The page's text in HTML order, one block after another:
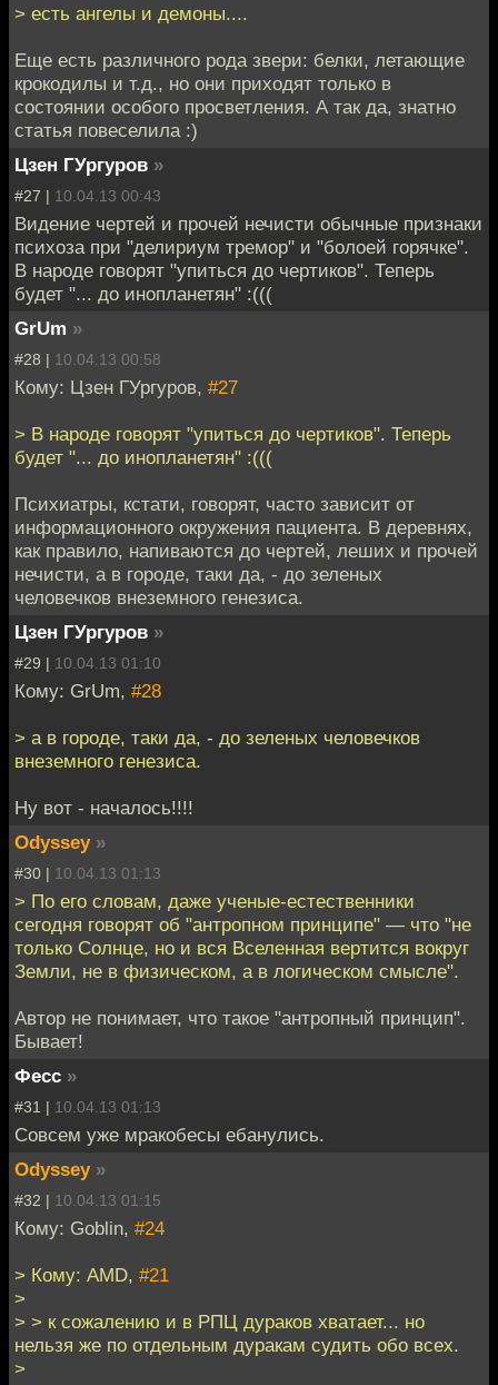
> есть ангелы и демоны....
Еще есть различного рода звери: белки, летающие
крокодилы и т.д., но они приходят только в
состоянии особого просветления. А так да, знатно
статья повеселила :)
Цзен ГУргуров »
#27 | 10.04.13 00:43
Видение чертей и прочей нечисти обычные признаки
психоза при "делириум тремор" и "болоей горячке".
В народе говорят "упиться до чертиков". Теперь
будет "... до инопланетян" :(((
GrUm »
#28 | 10.04.13 00:58
Кому: Цзен ГУргуров, #27
> В народе говорят "упиться до чертиков". Теперь
будет "... до инопланетян" :(((
Психиатры, кстати, говорят, часто зависит от
информационного окружения пациента. В деревнях,
как правило, напиваются до чертей, леших и прочей
нечисти, а в городе, таки да, - до зеленых
человечков внеземного генезиса.
Цзен ГУргуров »
#29 | 10.04.13 01:10
Кому: GrUm, #28
> а в городе, таки да, - до зеленых человечков
внеземного генезиса.
Ну вот - началось!!!!
Odyssey »
#30 | 10.04.13 01:13
> По его словам, даже ученые-естественники
сегодня говорят об "антропном принципе" — что "не
только Солнце, но и вся Вселенная вертится вокруг
Земли, не в физическом, а в логическом смысле".
Автор не понимает, что такое "антропный принцип".
Бывает!
Фесс »
#31 | 10.04.13 01:13
Совсем уже мракобесы ебанулись.
Odyssey »
#32 | 10.04.13 01:15
Кому: Goblin, #24
> Кому: AMD, #21
>
> > к сожалению и в РПЦ дураков хватает... но
нельзя же по отдельным дуракам судить обо всех.
>